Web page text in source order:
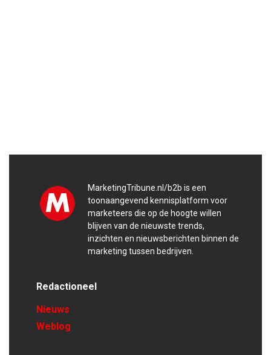
MarketingTribune.nl/b2b is een
toonaangevend kennisplatform voor
marketeers die op de hoogte willen
blijven van de nieuwste trends,
inzichten en nieuwsberichten binnen de
marketing tussen bedrijven.
Redactioneel
Nieuws
Weblog